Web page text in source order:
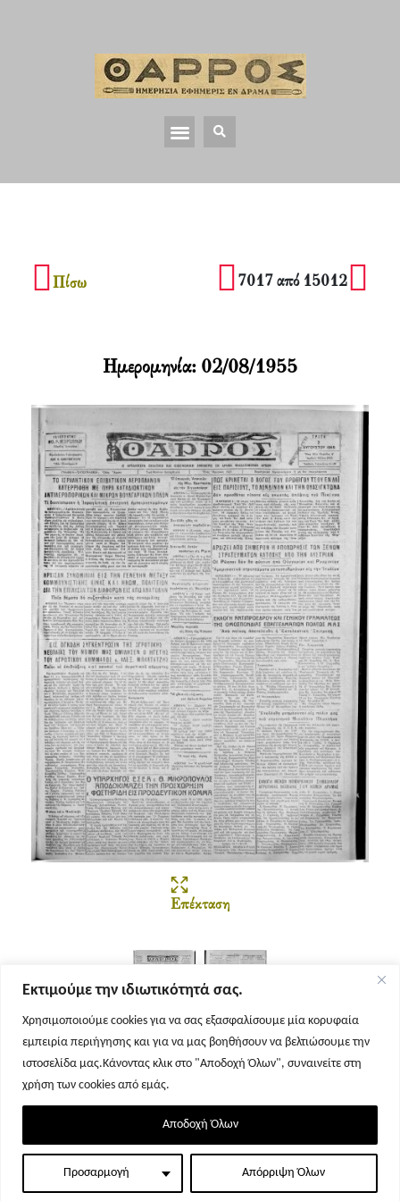
Εκτιμούμε την ιδιωτικότητά σας.
Χρησιμοποιούμε cookies για να σας εξασφαλίσουμε μία κορυφαία
εμπειρία περιήγησης και για να μας βοηθήσουν να βελτιώσουμε την
ιστοσελίδα μας.Κάνοντας κλικ στο "Αποδοχή Όλων", συναινείτε στη
χρήση των cookies από εμάς.
Προσαρμογή Απόρριψη Όλων
Αποδοχή Όλων
Πίσω 7017 από 15012
Επέκταση
Σελίδα 1 Σελίδα 2
Ημερομηνία: 02/08/1955